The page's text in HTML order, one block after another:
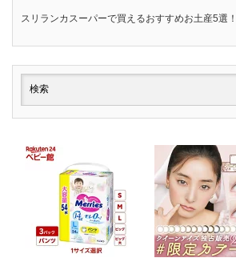
スリランカスーパーで買えるおすすめお土産5選！